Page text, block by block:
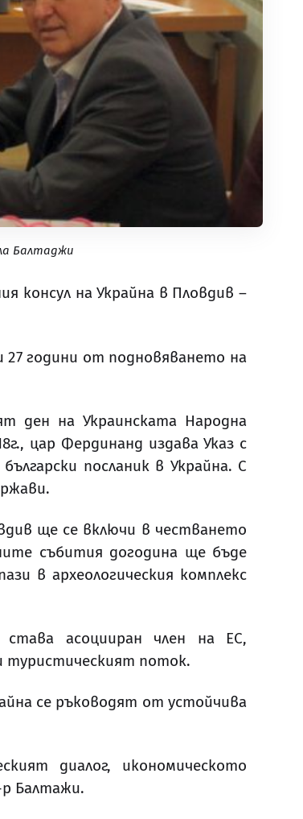
Балтаджи
консул на Украйна в Пловдив –
27години от подновяването на
ден на Украинската Народна
цар Фердинанд издава Указ с
посланик в Украйна. С
ще се включи в честването
събития догодина ще бъде
в археологическия комплекс
става асоцииран член на ЕС,
туристическият поток.
се ръководят от устойчива
диалог, икономическото
Балтажи.